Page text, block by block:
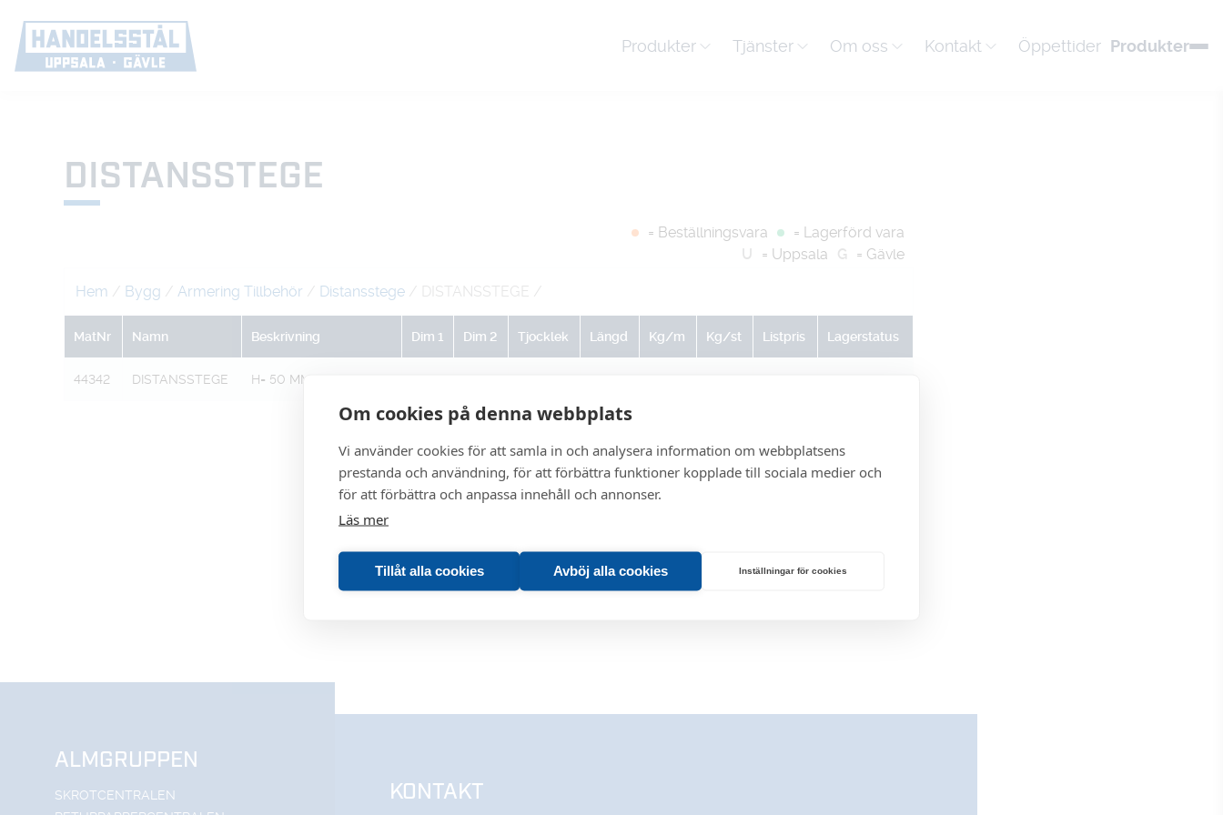
Om cookies på denna webbplats
Vi använder cookies för att samla in och analysera information om webbplatsens
prestanda och användning, för att förbättra funktioner kopplade till sociala medier och
för att förbättra och anpassa innehåll och annonser.
Läs mer
Tillåt alla cookies Avböj alla cookies Inställningar för cookies
Produkter Tjänster Om oss Kontakt Öppettider Produkter
DISTANSSTEGE
= Beställningsvara
= Lagerförd vara
U
= Uppsala G = Gävle
Hem / Bygg / Armering Tillbehör / Distansstege / DISTANSSTEGE /
MatNr Namn Beskrivning Dim 1 Dim 2 Tjocklek Längd Kg/m Kg/st Listpris Lagerstatus
44342 DISTANSSTEGE H= 50 MM L=2000 MM
ALMGRUPPEN
SKROTCENTRALEN
KONTAKT